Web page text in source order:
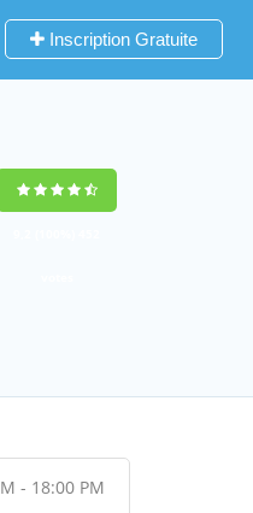
Inscription Gratuite
- 18:00 PM